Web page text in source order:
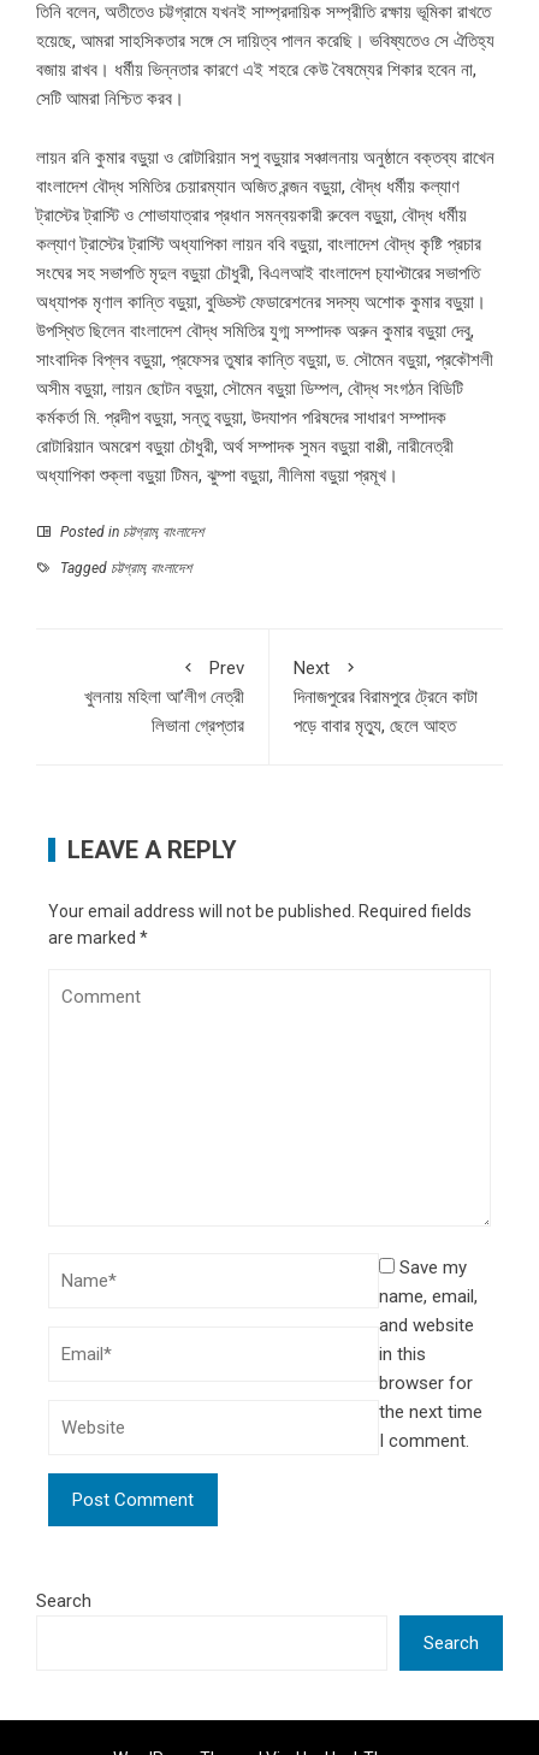
তিনি বলেন, অতীতেও চট্টগ্রামে যখনই সাম্প্রদায়িক সম্প্রীতি রক্ষায় ভূমিকা রাখতে
হয়েছে, আমরা সাহসিকতার সঙ্গে সে দায়িত্ব পালন করেছি। ভবিষ্যতেও সে ঐতিহ্য
বজায় রাখব। ধর্মীয় ভিন্নতার কারণে এই শহরে কেউ বৈষম্যের শিকার হবেন না,
সেটি আমরা নিশ্চিত করব।
লায়ন রনি কুমার বড়ুয়া ও রোটারিয়ান সপু বড়ুয়ার সঞ্চালনায় অনুষ্ঠানে বক্তব্য রাখেন
বাংলাদেশ বৌদ্ধ সমিতির চেয়ারম্যান অজিত রন্জন বড়ুয়া, বৌদ্ধ ধর্মীয় কল্যাণ
ট্রাস্টের ট্রাস্টি ও শোভাযাত্রার প্রধান সমন্বয়কারী রুবেল বড়ুয়া, বৌদ্ধ ধর্মীয়
কল্যাণ ট্রাস্টের ট্রাস্টি অধ্যাপিকা লায়ন ববি বড়ুয়া, বাংলাদেশ বৌদ্ধ কৃষ্টি প্রচার
সংঘের সহ সভাপতি মৃদুল বড়ুয়া চৌধুরী, বিএলআই বাংলাদেশ চ‍্যাপ্টারের সভাপতি
অধ্যাপক মৃণাল কান্তি বড়ুয়া, বুড্ডিস্ট ফেডারেশনের সদস্য অশোক কুমার বড়ুয়া।
উপস্থিত ছিলেন বাংলাদেশ বৌদ্ধ সমিতির যুগ্ম সম্পাদক অরুন কুমার বড়ুয়া দেবু,
সাংবাদিক বিপ্লব বড়ুয়া, প্রফেসর তুষার কান্তি বড়ুয়া, ড. সৌমেন বড়ুয়া, প্রকৌশলী
অসীম বড়ুয়া, লায়ন ছোটন বড়ুয়া, সৌমেন বড়ুয়া ডিম্পল, বৌদ্ধ সংগঠন বিডিটি
কর্মকর্তা মি. প্রদীপ বড়ুয়া, সন্তু বড়ুয়া, উদযাপন পরিষদের সাধারণ সম্পাদক
রোটারিয়ান অমরেশ বড়ুয়া চৌধুরী, অর্থ সম্পাদক সুমন বড়ুয়া বাপ্পী, নারীনেত্রী
অধ্যাপিকা শুক্লা বড়ুয়া টিমন, ঝুম্পা বড়ুয়া, নীলিমা বড়ুয়া প্রমূখ।
Posted in চট্টগ্রাম, বাংলাদেশ
Tagged চট্টগ্রাম, বাংলাদেশ
Prev
খুলনায় মহিলা আ’লীগ নেত্রী
লিভানা গ্রেপ্তার
Next
দিনাজপুরের বিরামপুরে ট্রেনে কাটা
পড়ে বাবার মৃত্যু, ছেলে আহত
LEAVE A REPLY
Your email address will not be published.
Required fields
are marked *
Save my
name, email,
and website
in this
browser for
the next time
I comment.
Search
Search